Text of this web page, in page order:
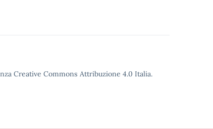
Creative Commons Attribuzione 4.0 Italia.